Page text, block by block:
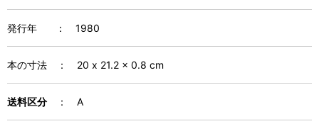
発行年 ： 1980
本の寸法 ： 20 x 21.2 x 0.8 cm
送料区分 ： A